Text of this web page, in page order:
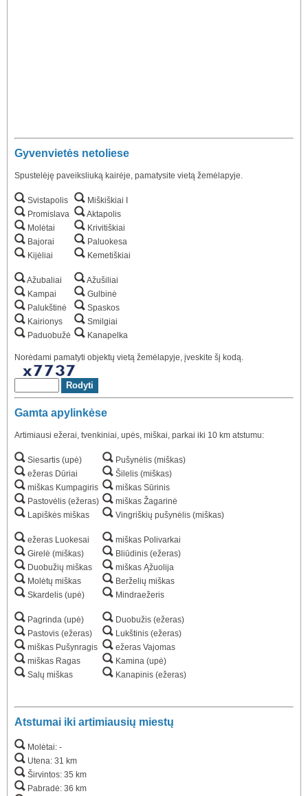
Gyvenvietės netoliese
Spustelėję paveiksliuką kairėje, pamatysite vietą žemėlapyje.
Svistapolis
Promislava
Molėtai
Bajorai
Kijėliai
Ažubaliai
Kampai
Palukštinė
Kairionys
Paduobužė
Miškiškiai I
Aktapolis
Krivitiškiai
Paluokesa
Kemetiškiai
Ažušiliai
Gulbinė
Spaskos
Smilgiai
Kanapelka
Norėdami pamatyti objektų vietą žemėlapyje, įveskite šį kodą.
Gamta apylinkėse
Artimiausi ežerai, tvenkiniai, upės, miškai, parkai iki 10 km atstumu:
Siesartis (upė)
ežeras Dūriai
miškas Kumpagiris
Pastovėlis (ežeras)
Lapiškės miškas
ežeras Luokesai
Girelė (miškas)
Duobužių miškas
Molėtų miškas
Skardelis (upė)
Pagrinda (upė)
Pastovis (ežeras)
miškas Pušynragis
miškas Ragas
Salų miškas
Pušynėlis (miškas)
Šilelis (miškas)
miškas Sūrinis
miškas Žagarinė
Vingriškių pušynėlis (miškas)
miškas Polivarkai
Bliūdinis (ežeras)
miškas Ąžuolija
Berželių miškas
Mindraežeris
Duobužis (ežeras)
Lukštinis (ežeras)
ežeras Vajomas
Kamina (upė)
Kanapinis (ežeras)
Atstumai iki artimiausių miestų
Molėtai: -
Utena: 31 km
Širvintos: 35 km
Pabradė: 36 km